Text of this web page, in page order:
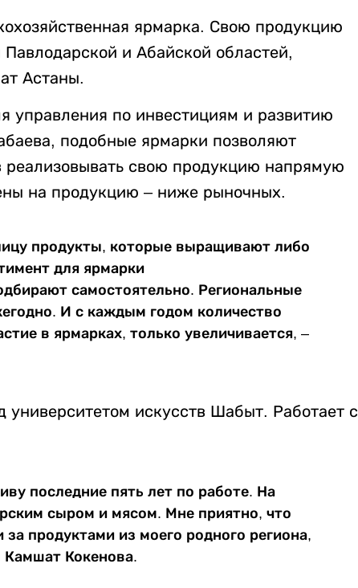
ярмарка. Свою продукцию
и Абайской областей,
Астаны.
управления по инвестициям и развитию
подобные ярмарки позволяют
реализовывать свою продукцию напрямую
на продукцию – ниже рыночных.
продукты, которые выращивают либо
для ярмарки
самостоятельно. Региональные
И с каждым годом количество
в ярмарках, только увеличивается, –
искусств Шабыт. Работает с
последние пять лет по работе. На
сыром и мясом. Мне приятно, что
продуктами из моего родного региона,
Кокенова.